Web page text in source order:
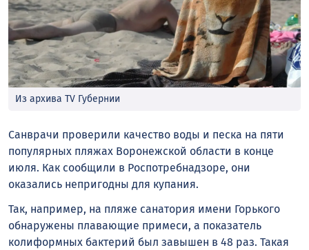
Из архива TV Губернии
Санврачи проверили качество воды и песка на пяти
популярных пляжах Воронежской области в конце
июля. Как сообщили в Роспотребнадзоре, они
оказались непригодны для купания.
Так, например, на пляже санатория имени Горького
обнаружены плавающие примеси, а показатель
колиформных бактерий был завышен в 48 раз. Такая